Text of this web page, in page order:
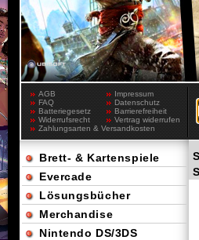
AGB
Impressum
FAQ
Datenschutz
Batteriegesetz
Barrierefreiheit
Widerrufsrecht
Vertrag widerrufen
Zahlungsarten & Versandkosten
Brett- & Kartenspiele
Evercade
Lösungsbücher
Merchandise
Nintendo DS/3DS